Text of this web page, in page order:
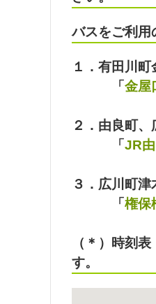
バスをご利用
１．有田川
「 金屋
２．由良町
「 JR
３．広川町
「 権保
（＊）時刻
す。